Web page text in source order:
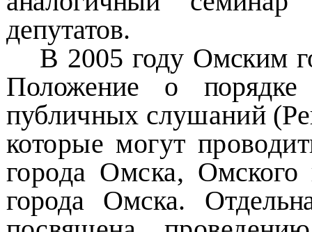
депутатов.
В 2005 году Омским
Положение о
публичных слушаний
которые могут
города Омска, Омского
города Омска.